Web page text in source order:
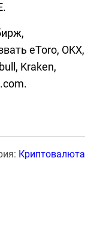
eToro, OKX,
Kraken,
Криптовалюта